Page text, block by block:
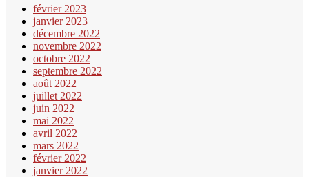
février 2023
janvier 2023
décembre 2022
novembre 2022
octobre 2022
septembre 2022
août 2022
juillet 2022
juin 2022
mai 2022
avril 2022
mars 2022
février 2022
janvier 2022